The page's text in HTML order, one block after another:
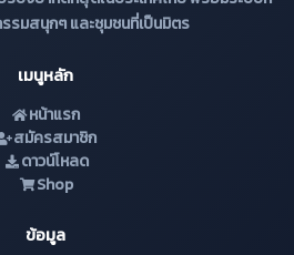
รมสนุกๆ และชุมชนที่เป็นมิตร
เมนูหลัก
หน้าแรก
สมัครสมาชิก
ดาวน์โหลด
Shop
ข้อมูล